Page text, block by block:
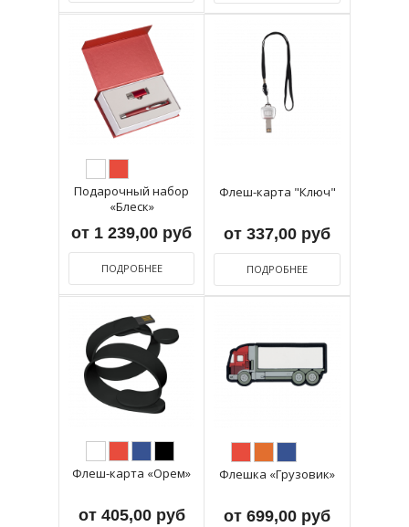
Подарочный набор
«Блеск»
от 1 239,00 руб
ПОДРОБНЕЕ
Флеш-карта "Ключ"
от 337,00 руб
ПОДРОБНЕЕ
Флеш-карта «Орем»
от 405,00 руб
Флешка «Грузовик»
от 699,00 руб